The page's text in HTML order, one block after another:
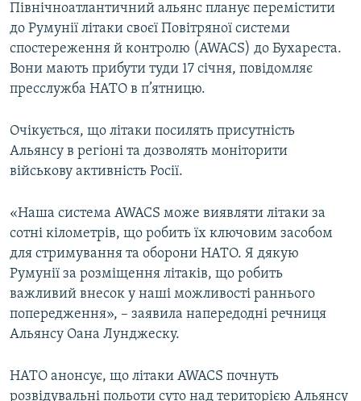
Усі сайти RFE/RL
Північноатлантичний альянс планує перемістити
до Румунії літаки своєї Повітряної системи
спостереження й контролю (AWACS) до Бухареста.
Вони мають прибути туди 17 січня, повідомляє
пресслужба НАТО в п’ятницю.
Очікується, що літаки посилять присутність
Альянсу в регіоні та дозволять моніторити
військову активність Росії.
«Наша система AWACS може виявляти літаки за
сотні кілометрів, що робить їх ключовим засобом
для стримування та оборони НАТО. Я дякую
Румунії за розміщення літаків, що робить
важливий внесок у наші можливості раннього
попередження», – заявила напередодні речниця
Альянсу Оана Лунджеску.
НАТО анонсує, що літаки AWACS почнуть
розвідувальні польоти суто над територією Альянсу